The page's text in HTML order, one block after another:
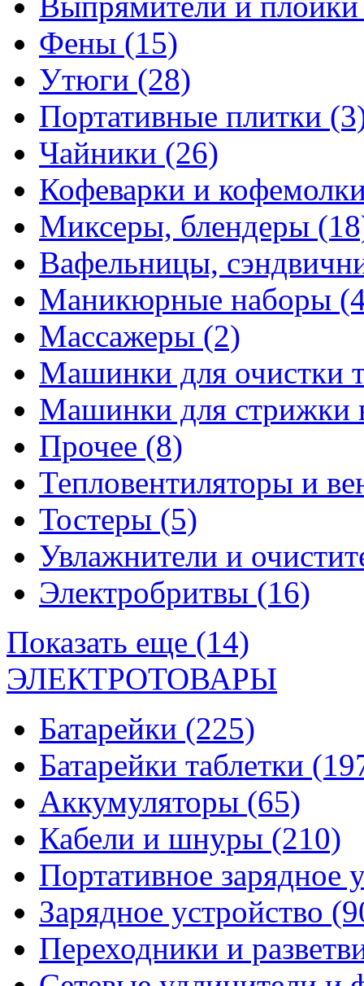
Фены (15)
Утюги (28)
Портативные плитки
Чайники (26)
Кофеварки и
Миксеры, блендеры
Вафельницы,
Маникюрные наборы
Массажеры (2)
Машинки для очистки
Машинки для стрижки
Прочее (8)
Тепловентиляторы и
Тостеры (5)
Увлажнители и
Электробритвы (16)
Показать еще (14)
ЭЛЕКТРОТОВАРЫ
Батарейки (225)
Батарейки таблетки
Аккумуляторы (65)
Кабели и шнуры (210)
Портативное зарядное
Зарядное устройство
Переходники и